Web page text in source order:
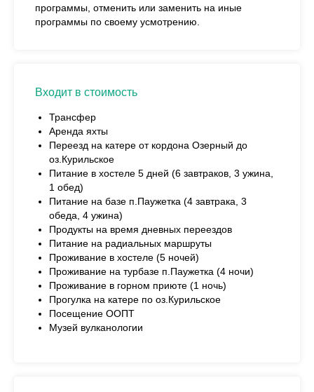
программы, отменить или заменить на иные
программы по своему усмотрению.
Входит в стоимость
Трансфер
Аренда яхты
Переезд на катере от кордона Озерный до
оз.Курильское
Питание в хостеле 5 дней (6 завтраков, 3 ужина,
1 обед)
Питание на базе п.Паужетка (4 завтрака, 3
обеда, 4 ужина)
Продукты на время дневных переездов
Питание на радиальных маршруты
Проживание в хостеле (5 ночей)
Проживание на турбазе п.Паужетка (4 ночи)
Проживание в горном приюте (1 ночь)
Прогулка на катере по оз.Курильское
Посещение ООПТ
Музей вулканологии